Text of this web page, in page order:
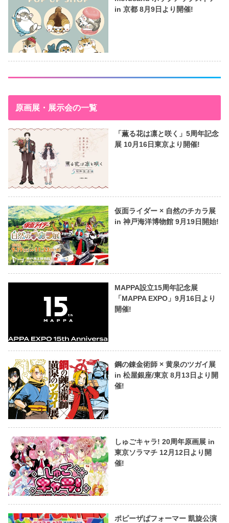
in 京都 8月9日より開催!
原画展・展示会の一覧
「薫る花は凛と咲く」5周年記念
展 10月16日東京より開催!
仮面ライダー × 自然のチカラ展
in 神戸海洋博物館 9月19日開始!
MAPPA設立15周年記念展
「MAPPA EXPO」9月16日より
開催!
鋼の錬金術師 × 黄泉のツガイ展
in 松屋銀座/東京 8月13日より開
催!
しゅごキャラ! 20周年原画展 in
東京ソラマチ 12月12日より開
催!
ポピーザぱフォーマー 凱旋公演